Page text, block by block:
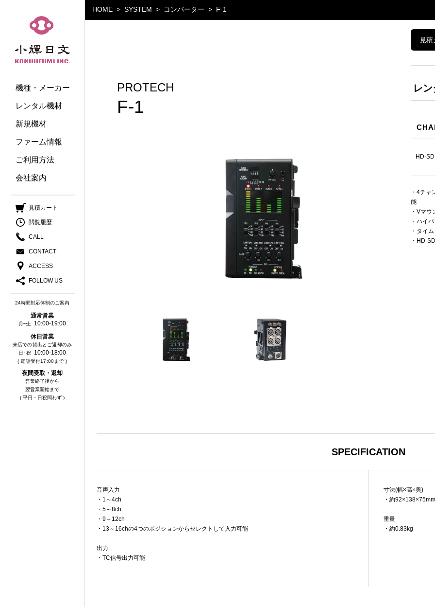
小輝日文
機種・メーカー
レンタル機材
新規機材
ファーム情報
ご利用方法
会社案内
24時間対応体制のご案内
通常営業
月〜土
10:00-19:00
休⽇営業
来店での貸出とご返却のみ
⽇・祝
10:00-18:00
( 電話受付17:00まで )
夜間受取・返却
営業終了後から
翌営業開始まで
( 平日・日祝問わず )
見積カート
閲覧履歴
CALL
CONTACT
ACCESS
FOLLOW US
HOME SYSTEM コンバーター F-1
PROTECH
F-1
見
レ
HD-
・4チ
能
・Vマウ
・ハイ
・タイ
・HD-
SPECIFICATION
音声入力
・1～4ch
・5～8ch
・9～12ch
・13～16chの4つのポジションからセレクトして入力可能
出力
・TC信号出力可能
寸法(幅×高×奥)
・約92×138×75mm
重量
・約0.83kg